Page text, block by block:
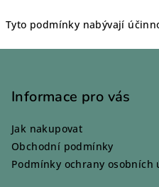
Tyto podmínky nabývají
Informace pro vás
Jak nakupovat
Obchodní podmínky
Podmínky ochrany osobních